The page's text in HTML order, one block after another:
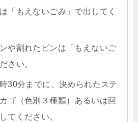
「もえないごみ」で出してく
や割れたビンは「もえないご
さい。
30分までに、決められたステ
ゴ（色別３種類）あるいは回
てください。